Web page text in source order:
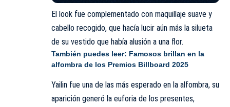
El look fue complementado con maquillaje suave y
cabello recogido, que hacía lucir aún más la silueta
de su vestido que había alusión a una flor.
También puedes leer: Famosos brillan en la
alfombra de los Premios Billboard 2025
Yailin fue una de las más esperado en la alfombra, su
aparición generó la euforia de los presentes,